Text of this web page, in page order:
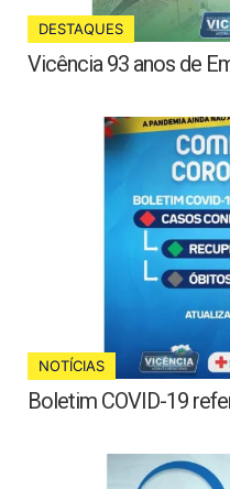
DESTAQUES
Vicência 93 anos de
NOTÍCIAS
Boletim COVID-19